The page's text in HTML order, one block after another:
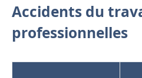
Accidents du
professionnelles